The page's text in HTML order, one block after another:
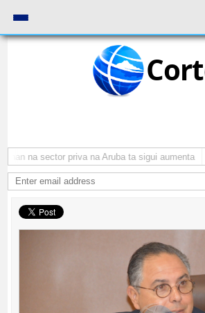
na sector priva na Aruba ta sigui aumenta